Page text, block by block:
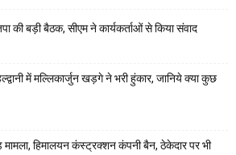
की बड़ी बैठक, सीएम ने कार्यकर्ताओं से किया संवाद
में मल्लिकार्जुन खड़गे ने भरी हुंकार, जानिये क्या कुछ
मामला, हिमालयन कंस्ट्रक्शन कंपनी बैन, ठेकेदार पर भी